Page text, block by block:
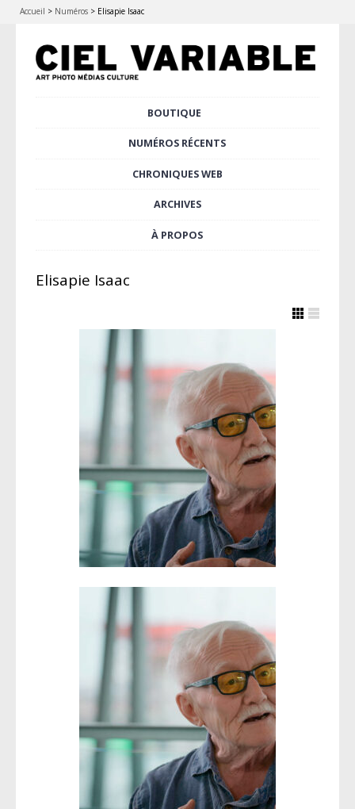
Accueil > Numéros > Elisapie Isaac
BOUTIQUE
NUMÉROS RÉCENTS
CHRONIQUES WEB
ARCHIVES
À PROPOS
Elisapie Isaac